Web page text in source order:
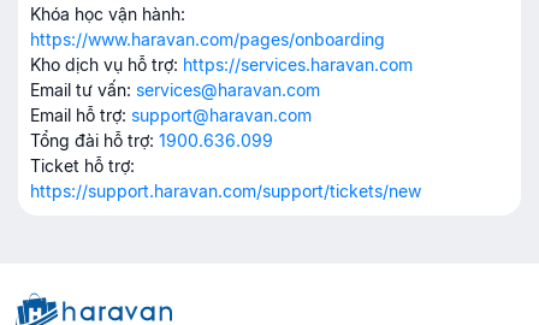
Khóa học vận hành:
https://www.haravan.com/pages/onboarding
Kho dịch vụ hỗ trợ: https://services.haravan.com
Email tư vấn: services@haravan.com
Email hỗ trợ: support@haravan.com
Tổng đài hỗ trợ: 1900.636.099
Ticket hỗ trợ:
https://support.haravan.com/support/tickets/new